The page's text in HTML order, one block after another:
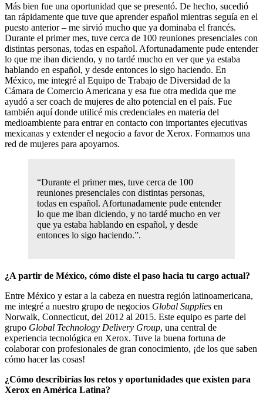
Más bien fue una oportunidad que se presentó. De hecho, sucedió
tan rápidamente que tuve que aprender español mientras seguía en el
puesto anterior – me sirvió mucho que ya dominaba el francés.
Durante el primer mes, tuve cerca de 100 reuniones presenciales con
distintas personas, todas en español. Afortunadamente pude entender
lo que me iban diciendo, y no tardé mucho en ver que ya estaba
hablando en español, y desde entonces lo sigo haciendo. En
México, me integré al Equipo de Trabajo de Diversidad de la
Cámara de Comercio Americana y esa fue otra medida que me
ayudó a ser coach de mujeres de alto potencial en el país. Fue
también aquí donde utilicé mis credenciales en materia del
medioambiente para entrar en contacto con importantes ejecutivas
mexicanas y extender el negocio a favor de Xerox. Formamos una
red de mujeres para apoyarnos.
“Durante el primer mes, tuve cerca de 100
reuniones presenciales con distintas personas,
todas en español. Afortunadamente pude entender
lo que me iban diciendo, y no tardé mucho en ver
que ya estaba hablando en español, y desde
entonces lo sigo haciendo.”.
¿A partir de México, cómo diste el paso hacia tu cargo actual?
Entre México y estar a la cabeza en nuestra región latinoamericana,
me integré a nuestro grupo de negocios Global Supplies en
Norwalk, Connecticut, del 2012 al 2015. Este equipo es parte del
grupo Global Technology Delivery Group, una central de
experiencia tecnológica en Xerox. Tuve la buena fortuna de
colaborar con profesionales de gran conocimiento, ¡de los que saben
cómo hacer las cosas!
¿Cómo describirías los retos y oportunidades que existen para
Xerox en América Latina?